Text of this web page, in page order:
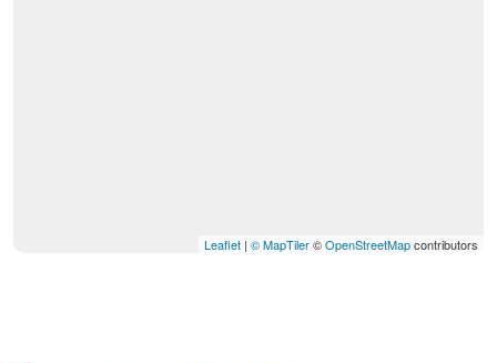
Leaflet | © MapTiler©OpenStreetMapcontributors